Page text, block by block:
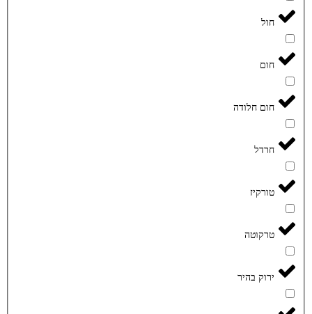
חול
חום
חום חלודה
חרדל
טורקיז
טרקוטה
ירוק בהיר